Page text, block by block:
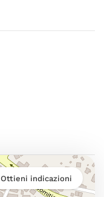
Ottieni indicazioni